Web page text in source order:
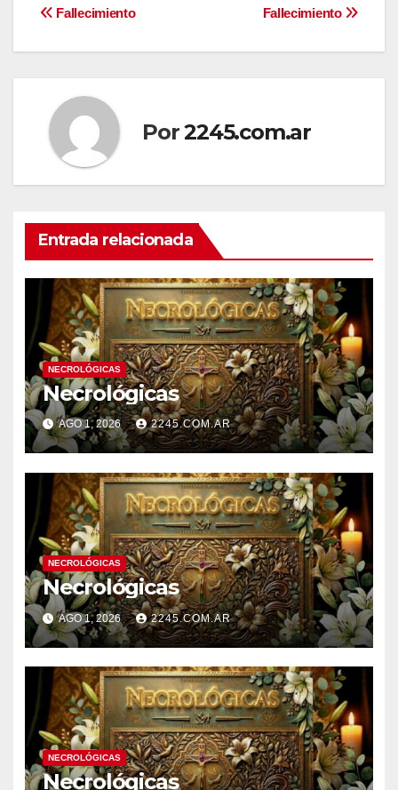
Navegación
de
entradas
Fallecimiento
Fallecimiento
Por2245.com.ar
Entrada relacionada
NECROLÓGICAS
Necrológicas
AGO 1, 2026 2245.COM.AR
NECROLÓGICAS
Necrológicas
AGO 1, 2026 2245.COM.AR
NECROLÓGICAS
Necrológicas